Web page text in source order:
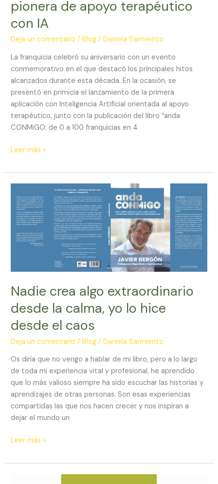
pionera de apoyo terapéutico
con IA
Deja un comentario /Blog /Daniela Sarmiento
La franquicia celebró su aniversario con un evento
conmemorativo en el que destacó los principales hitos
alcanzados durante esta década. En la ocasión, se
presentó en primicia el lanzamiento de la primera
aplicación con Inteligencia Artificial orientada al apoyo
terapéutico, junto con la publicación del libro “anda
CONMiGO: de 0 a 100 franquicias en 4
Leer más »
Nadie crea algo extraordinario
desde la calma, yo lo hice
desde el caos
Deja un comentario /Blog /Daniela Sarmiento
Os diría que no vengo a hablar de mi libro, pero a lo largo
de toda mi experiencia vital y profesional, he aprendido
que lo más valioso siempre ha sido escuchar las historias y
aprendizajes de otras personas. Son esas experiencias
compartidas las que nos hacen crecer y nos inspiran a
dejar el mundo un
crea
algo
extraordinario
desde
yo
hice
desde
caos
Leer más »